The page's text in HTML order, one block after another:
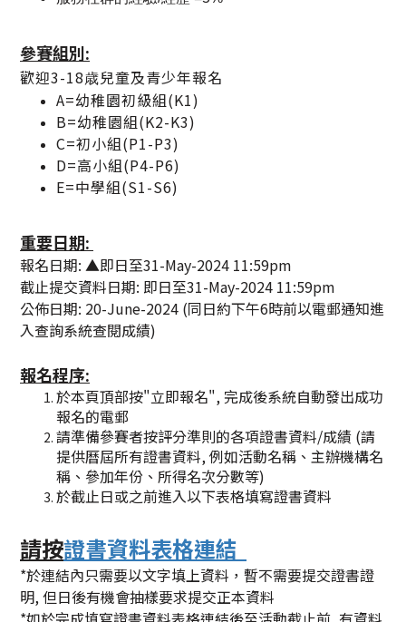
參賽組別:
歡迎3-18歳兒童及青少年報名
A=幼稚園初級組(K1)
B=幼稚園組(K2-K3)
C=初小組(P1-P3)
D=高​小組(P4-P6)
E=中學組(S1-S6)​
重要日期:
報名日期: ▲即日至31-May-2024 11:59pm
截止提交資料日期: 即日至31-May-2024 11:59pm
公佈日期: 20-June-2024 (同日約下午6時前以電郵通知進
入查詢系統查閱成績)
報名程序:
於本頁頂部按"立即報名", 完成後系統自動發出成功
報名的電郵
請準備參賽者按評分準則的各項證書資料/成績 (請
提供曆屆所有證書資料, 例如活動名稱、主辦機構名
稱、參加年份、所得名次分數等)
於截止日或之前進入以下表格填寫證書資料
請按證書資料表格連結
*於連結內只需要以文字填上資料，暫不需要提交證書證
明, 但日後有機會抽樣要求提交正本資料